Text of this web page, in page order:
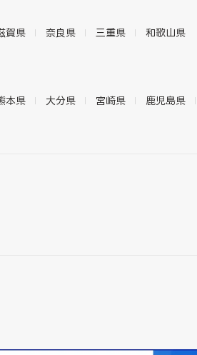
賀県 奈良県 三重県 和歌山県
本県 大分県 宮崎県 鹿児島県